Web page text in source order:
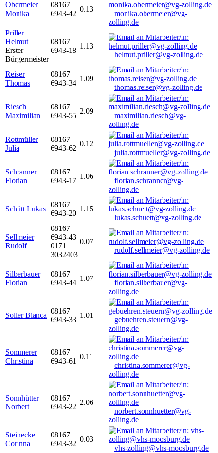
Obermeier
Monika
08167
6943-42
0.13
monika.obermeier@vg-
zolling.de
Priller
Helmut
Erster
Bürgermeister
08167
6943-18
1.13
helmut.priller@vg-zolling.de
Reiser
Thomas
08167
6943-34
1.09
thomas.reiser@vg-zolling.de
Riesch
Maximilian
08167
6943-55
2.09
maximilian.riesch@vg-
zolling.de
Rottmüller
Julia
08167
6943-62
0.12
julia.rottmueller@vg-zolling.de
Schranner
Florian
08167
6943-17
1.06
florian.schranner@vg-
zolling.de
Schütt Lukas
08167
6943-20
1.15
lukas.schuett@vg-zolling.de
Sellmeier
Rudolf
08167
6943-43
0171
3032403
0.07
rudolf.sellmeier@vg-zolling.de
Silberbauer
Florian
08167
6943-44
1.07
florian.silberbauer@vg-
zolling.de
Soller Bianca
08167
6943-33
1.01
gebuehren.steuern@vg-
zolling.de
Sommerer
Christina
08167
6943-61
0.11
christina.sommerer@vg-
zolling.de
Sonnhütter
Norbert
08167
6943-22
2.06
norbert.sonnhuetter@vg-
zolling.de
Steinecke
Corinna
08167
6943-32
0.03
vhs-zolling@vhs-moosburg.de